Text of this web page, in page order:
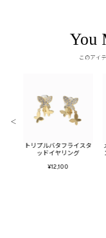
You
このアイ
トリプルバタフライスタ
ッドイヤリング
¥12,100
＜